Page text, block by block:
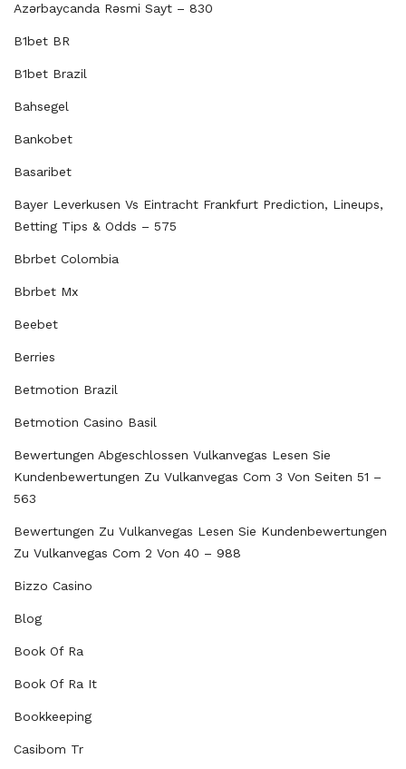
Azərbaycanda Rəsmi Sayt – 830
B1bet BR
B1bet Brazil
Bahsegel
Bankobet
Basaribet
Bayer Leverkusen Vs Eintracht Frankfurt Prediction, Lineups,
Betting Tips & Odds – 575
Bbrbet Colombia
Bbrbet Mx
Beebet
Berries
Betmotion Brazil
Betmotion Casino Basil
Bewertungen Abgeschlossen Vulkanvegas Lesen Sie
Kundenbewertungen Zu Vulkanvegas Com 3 Von Seiten 51 –
563
Bewertungen Zu Vulkanvegas Lesen Sie Kundenbewertungen
Zu Vulkanvegas Com 2 Von 40 – 988
Bizzo Casino
Blog
Book Of Ra
Book Of Ra It
Bookkeeping
Casibom Tr